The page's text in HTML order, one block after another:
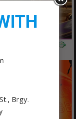
Brgy.